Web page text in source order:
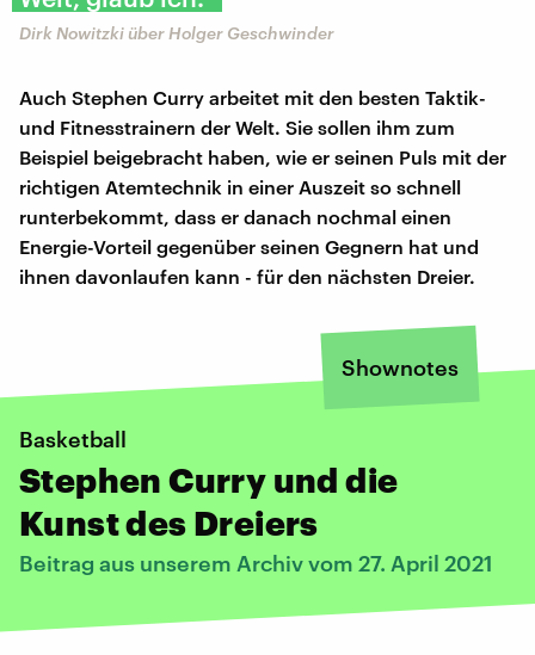
Dirk Nowitzki über Holger Geschwinder
Auch Stephen Curry arbeitet mit den besten Taktik-
und Fitnesstrainern der Welt. Sie sollen ihm zum
Beispiel beigebracht haben, wie er seinen Puls mit der
richtigen Atemtechnik in einer Auszeit so schnell
runterbekommt, dass er danach nochmal einen
Energie-Vorteil gegenüber seinen Gegnern hat und
ihnen davonlaufen kann - für den nächsten Dreier.
Shownotes
Basketball
Stephen Curry und die
Kunst des Dreiers
Beitrag aus unserem Archiv vom 27. April 2021